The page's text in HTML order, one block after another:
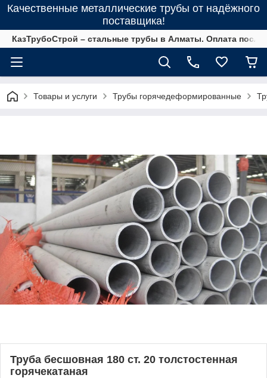
Качественные металлические трубы от надёжного
поставщика!
КазТрубоСтрой – стальные трубы в Алматы. Оплата
Товары и услуги Трубы горячедеформированные
Труба бесшовная 180 ст. 20 толстостенная
горячекатаная